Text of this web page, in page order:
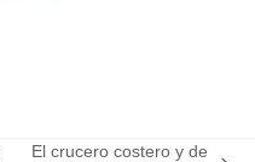
El crucero costero y de